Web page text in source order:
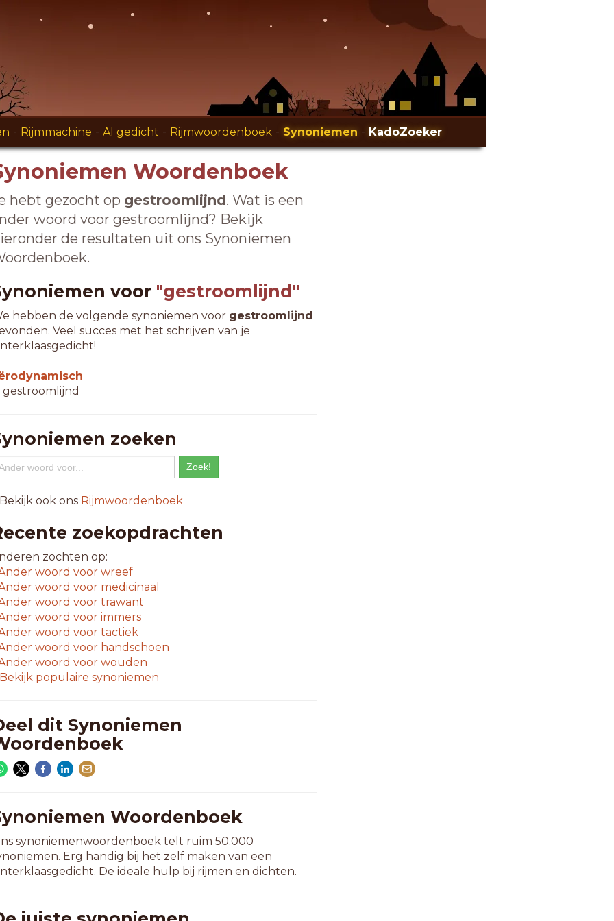
Rijmmachine AI gedicht Rijmwoordenboek Synoniemen KadoZoeker
Woordenboek
hebt gezocht op gestroomlijnd. Wat is een
woord voor gestroomlijnd? Bekijk
de resultaten uit ons Synoniemen
voor "gestroomlijnd"
hebben de volgende synoniemen voor gestroomlijnd
Veel succes met het schrijven van je
gestroomlijnd
zoeken
ook ons Rijmwoordenboek
zoekopdrachten
zochten op:
woord voorwreef
woord voormedicinaal
woord voortrawant
woord voorimmers
woord voortactiek
woord voorhandschoen
woord voorwouden
Bekijk populaire synoniemen
dit Synoniemen
Woordenboek
synoniemenwoordenboek telt ruim 50.000
Erg handig bij het zelf maken van een
De ideale hulp bij rijmen en dichten.